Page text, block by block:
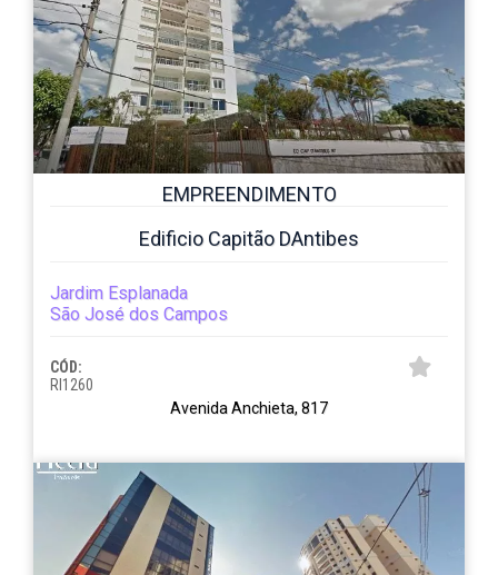
EMPREENDIMENTO
Edificio Capitão DAntibes
Jardim Esplanada
São José dos Campos
CÓD:
RI1260
Avenida Anchieta, 817